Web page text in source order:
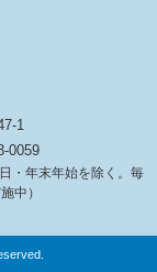
1
0059
・年末年始を除く。毎
中）